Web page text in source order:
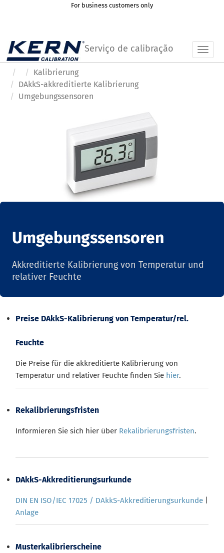
For business customers only
Serviço de calibração
Kalibrierung
DAkkS-akkreditierte Kalibrierung
Umgebungssensoren
Umgebungssensoren
Akkreditierte Kalibrierung von Temperatur und
relativer Feuchte
Preise DAkkS-Kalibrierung von Temperatur/rel.
Feuchte
Die Preise für die akkreditierte Kalibrierung von
Temperatur und relativer Feuchte finden Sie hier.
Rekalibrierungsfristen
Informieren Sie sich hier über Rekalibrierungsfristen.
DAkkS-Akkreditierungsurkunde
DIN EN ISO/IEC 17025 / DAkkS-Akkreditierungsurkunde
Anlage
Musterkalibrierscheine